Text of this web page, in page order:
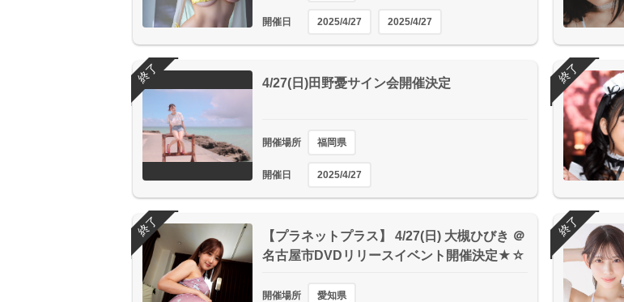
開催日 2025/4/27 2025/4/27
4/27(日)田野憂サイン会開催決定
開催場所 福岡県
開催日 2025/4/27
終了 終了
【プラネットプラス】 4/27(日) 大槻ひびき ＠
名古屋市DVDリリースイベント開催決定★☆
開催場所 愛知県
終了 終了